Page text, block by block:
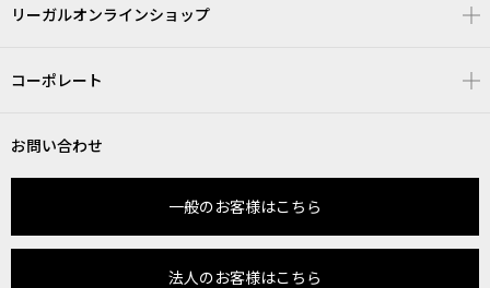
リーガルオンラインショップ
コーポレート
お問い合わせ
一般のお客様はこちら
法人のお客様はこちら